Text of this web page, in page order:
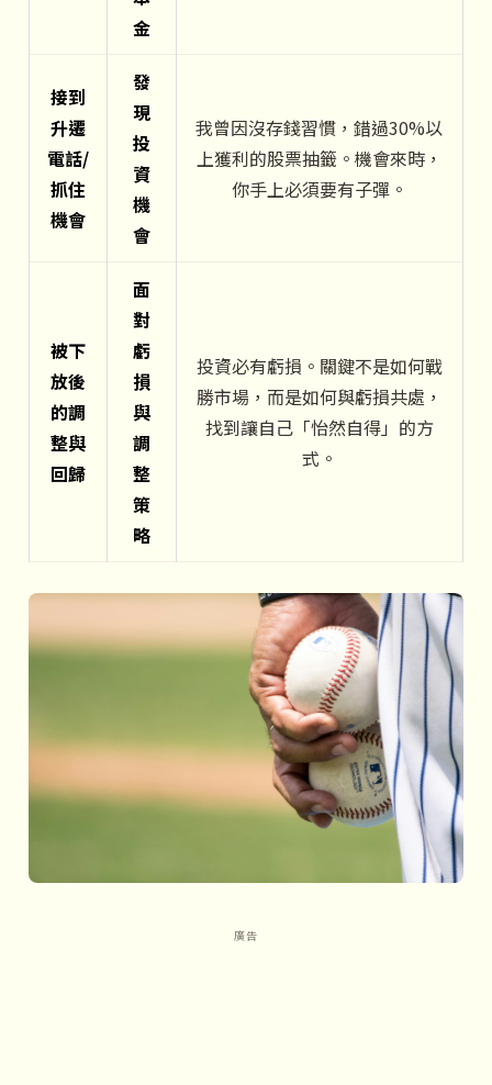
金
接到
升遷
電話/
抓住
機會
發
現
投
資
機
會
我曾因沒存錢習慣，錯過30%以
上獲利的股票抽籤。機會來時，
你手上必須要有子彈。
被下
放後
的調
整與
回歸
面
對
虧
損
與
調
整
策
略
投資必有虧損。關鍵不是如何戰
勝市場，而是如何與虧損共處，
找到讓自己「怡然自得」的方
式。